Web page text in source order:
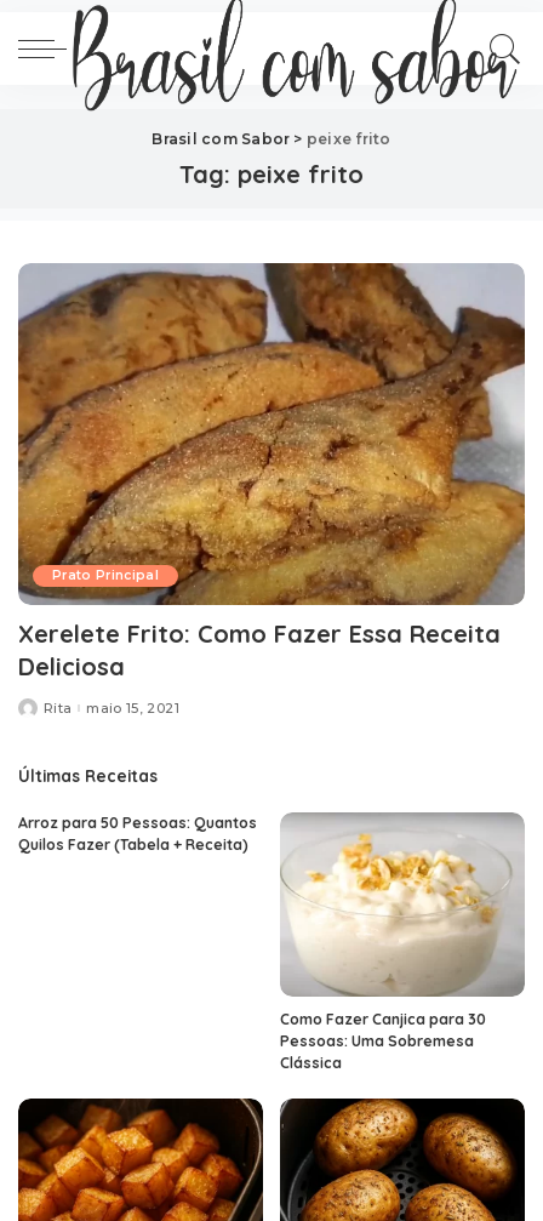
Brasil com Sabor > peixe frito
Tag: peixe frito
Prato Principal
Xerelete Frito: Como Fazer Essa Receita
Deliciosa
Posted
Rita maio 15, 2021
Últimas Receitas
Arroz para 50 Pessoas: Quantos
Quilos Fazer (Tabela + Receita)
Como Fazer Canjica para 30
Pessoas: Uma Sobremesa
Clássica